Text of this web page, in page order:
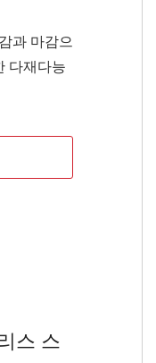
과 마감으
다재다능
스 스